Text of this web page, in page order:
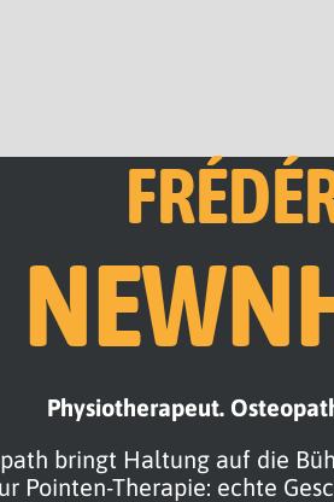
Physiotherapeut.
bringt Haltung auf die
Pointen-Therapie: echte